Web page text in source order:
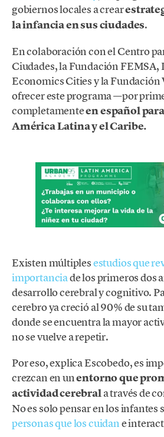
gobiernos locales a crear
la infancia en sus ciudades.
En colaboración con el Centro
Ciudades, la Fundación FEMSA,
Economics Cities y la Fundación
ofrecer este programa —por
completamenteen español
América Latina y el Caribe.
Existen múltiplesestudios que
importanciade los primeros dos
desarrollo cerebral y cognitivo.
cerebro ya creció al 90% de su
donde se encuentra la mayor
no se vuelve a repetir.
Por eso, explica Escobedo, es
crezcan en unentorno que
actividad cerebrala través de
No es solo pensar en los infantes
personas que los cuidane